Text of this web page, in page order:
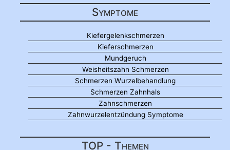
Symptome
Kiefergelenkschmerzen
Kieferschmerzen
Mundgeruch
Weisheitszahn Schmerzen
Schmerzen Wurzelbehandlung
Schmerzen Zahnhals
Zahnschmerzen
Zahnwurzelentzündung Symptome
TOP - Themen